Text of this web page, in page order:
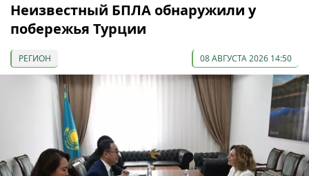
Неизвестный БПЛА обнаружили у
побережья Турции
РЕГИОН 08 АВГУСТА 2026 14:50